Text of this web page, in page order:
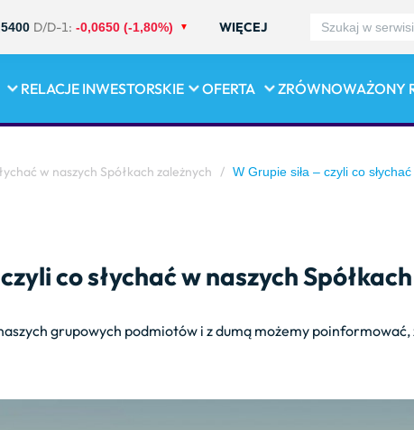
D/D-1: -0,0650 (-1,80%) WIĘCEJ
RELACJE INWESTORSKIE OFERTA ZRÓWNOWAŻONY
w naszych Spółkach zależnych / W Grupie siła – czyli co
co słychać w naszych
grupowych podmiotów i z dumą możemy